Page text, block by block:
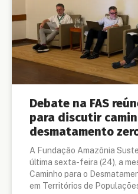
Debate na FAS
para discutir
desmatamento
A Fundação Amazônia
última sexta-feira (24), a
Caminho para o
em Territórios de